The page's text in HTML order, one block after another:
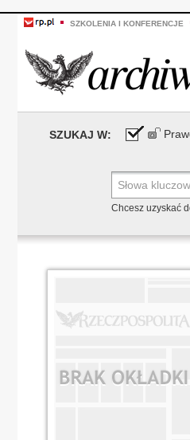
SZKOLENIA I KONFERENCJE
SZUKAJ W:
Chcesz uzyskać